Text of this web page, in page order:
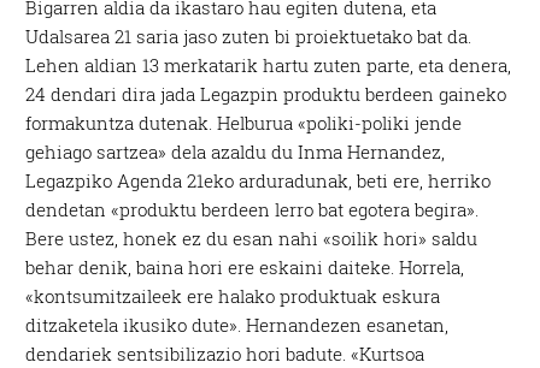
Bigarren aldia da ikastaro hau egiten dutena, eta
Udalsarea 21 saria jaso zuten bi proiektuetako bat da.
Lehen aldian 13 merkatarik hartu zuten parte, eta denera,
24 dendari dira jada Legazpin produktu berdeen gaineko
formakuntza dutenak. Helburua «poliki-poliki jende
gehiago sartzea» dela azaldu du Inma Hernandez,
Legazpiko Agenda 21eko arduradunak, beti ere, herriko
dendetan «produktu berdeen lerro bat egotera begira».
Bere ustez, honek ez du esan nahi «soilik hori» saldu
behar denik, baina hori ere eskaini daiteke. Horrela,
«kontsumitzaileek ere halako produktuak eskura
ditzaketela ikusiko dute». Hernandezen esanetan,
dendariek sentsibilizazio hori badute. «Kurtsoa